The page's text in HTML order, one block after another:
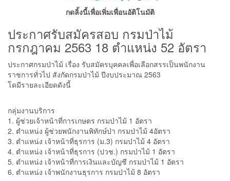
กดลิ้งนี้เพื่อเพิ่มเพื่อนอัติโนมัติ
ประกาศรับสมัครสอบ กรมป่าไม้
กรกฎาคม 2563 18 ตำแหน่ง 52 อัตรา
ประกาศกรมป่าไม้ เรื่อง รับสมัครบุคคลเพื่อเลือกสรรเป็นพนักงาน
ราชการทั่วไป สังกัดกรมป่าไม้ ปีงบประมาณ 2563
โดมีรายละเอียดดังนี้
กลุ่มงานบริการ
1. ผู้ช่วยเจ้าหน้าที่การเกษตร กรมป่าไม้ 1 อัตรา
2. ตำแหน่ง ผู้ช่วยพนักงานพิทักษ์ป่า กรมป่าไม้ 4อัตรา
3. ตำแหน่ง เจ้าหน้าที่ธุรการ (ม.3) กรมป่าไม้ 4 อัตรา
4. ตำแหน่ง เจ้าหน้าที่ธุรการ (ปวช.) กรมป่าไม้ 1 อัตรา
5. ตำแหน่ง เจ้าหน้าที่การเงินและบัญชี กรมป่าไม้ 1 อัตรา
6. ตำแหน่ง เจ้าพนักงานธุรการ กรมป่าไม้ 8 อัตรา